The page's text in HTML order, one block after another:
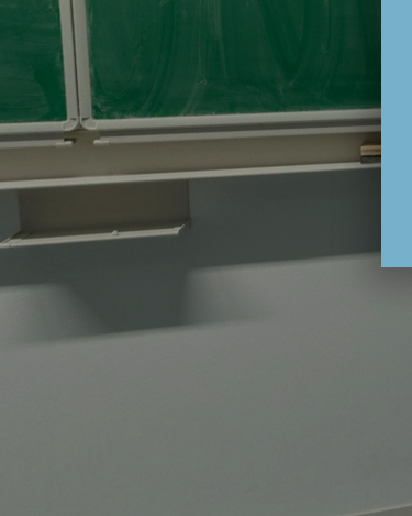
Muzieklokaal
Onthaal en gang
Plastische opvoeding
Skillslab
Speelplaats eerste graad